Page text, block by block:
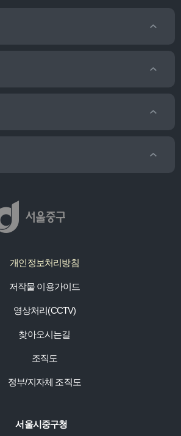
개인정보처리방침
저작물 이용가이드
영상처리(CCTV)
찾아오시는길
조직도
정부/지자체 조직도
서울시중구청